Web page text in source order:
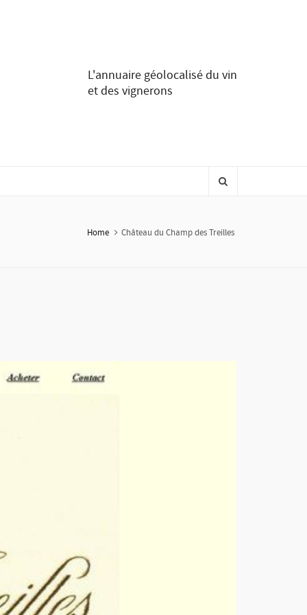
L'annuaire géolocalisé du vin
et des vignerons
Home Château du Champ des Treilles